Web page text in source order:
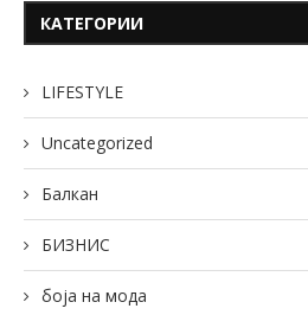
КАТЕГОРИИ
LIFESTYLE
Uncategorized
Балкан
БИЗНИС
боја на мода